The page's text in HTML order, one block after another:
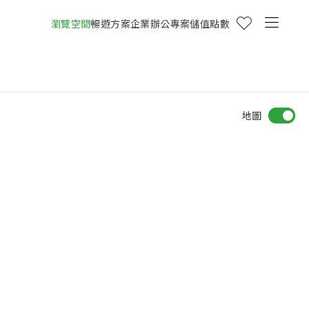
瀏覽空間暢遊方案企業辦公專案儲值點數
地圖